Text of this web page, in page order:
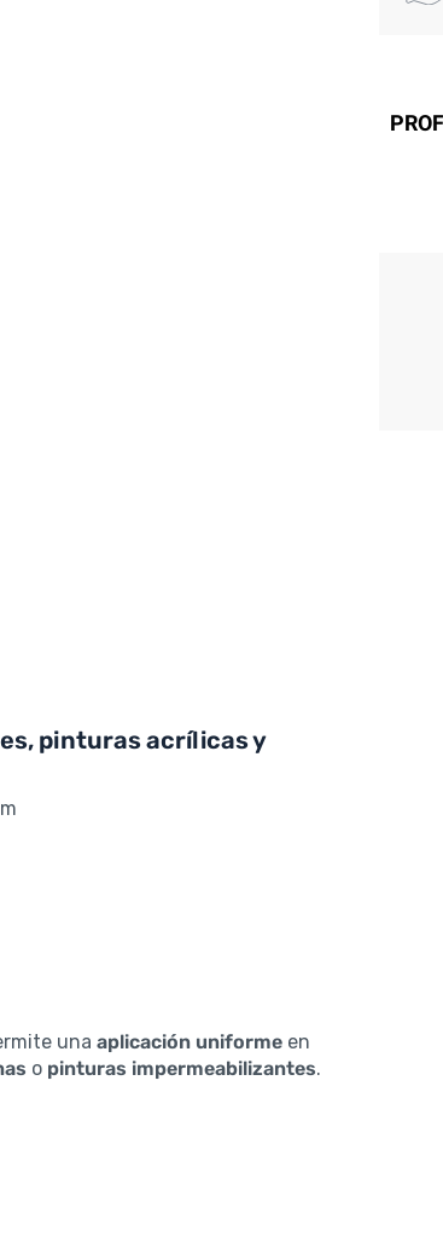
pinturas acrílicas y
una aplicación uniforme en
o pinturas impermeabilizantes.